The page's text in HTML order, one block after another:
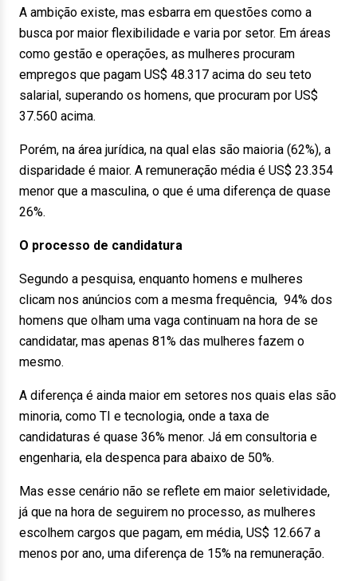
A ambição existe, mas esbarra em questões como a
busca por maior flexibilidade e varia por setor. Em áreas
como gestão e operações, as mulheres procuram
empregos que pagam US$ 48.317 acima do seu teto
salarial, superando os homens, que procuram por US$
37.560 acima.
Porém, na área jurídica, na qual elas são maioria (62%), a
disparidade é maior. A remuneração média é US$ 23.354
menor que a masculina, o que é uma diferença de quase
26%.
O processo de candidatura
Segundo a pesquisa, enquanto homens e mulheres
clicam nos anúncios com a mesma frequência, 94% dos
homens que olham uma vaga continuam na hora de se
candidatar, mas apenas 81% das mulheres fazem o
mesmo.
A diferença é ainda maior em setores nos quais elas são
minoria, como TI e tecnologia, onde a taxa de
candidaturas é quase 36% menor. Já em consultoria e
engenharia, ela despenca para abaixo de 50%.
Mas esse cenário não se reflete em maior seletividade,
já que na hora de seguirem no processo, as mulheres
escolhem cargos que pagam, em média, US$ 12.667 a
menos por ano, uma diferença de 15% na remuneração.